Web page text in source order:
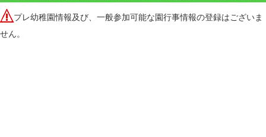
プレ幼稚園情報及び、一般参加可能な園行事情報の登録はございま
せん。